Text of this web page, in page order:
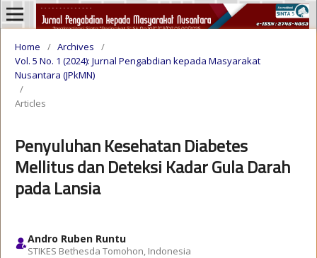
Home / Archives
/
Vol. 5 No. 1 (2024): Jurnal Pengabdian kepada Masyarakat
Nusantara (JPkMN)
/
Articles
Penyuluhan Kesehatan Diabetes
Mellitus dan Deteksi Kadar Gula Darah
pada Lansia
Andro Ruben Runtu
STIKES Bethesda Tomohon, Indonesia